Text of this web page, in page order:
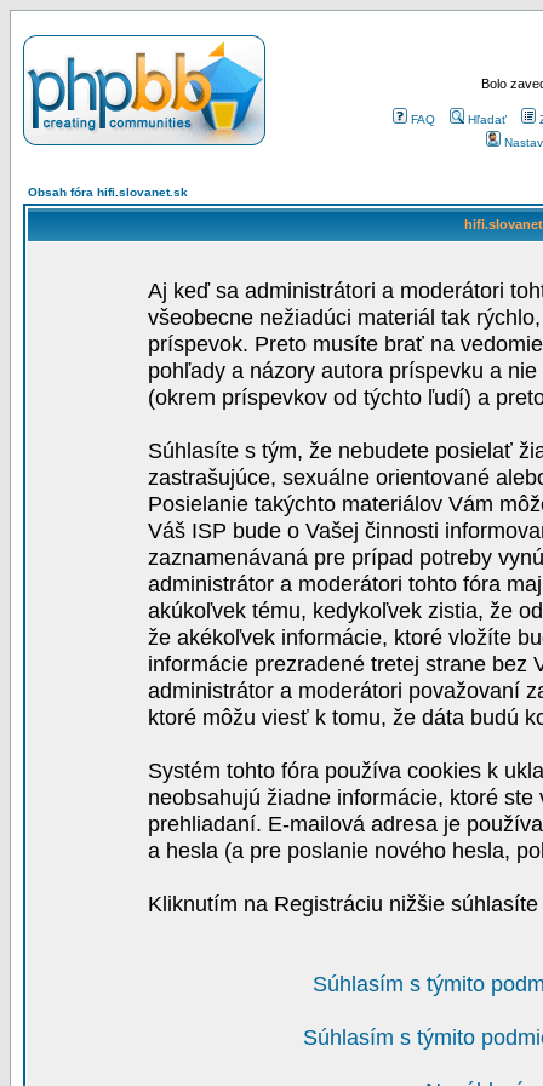
Bolo
FAQ Hľadať
Obsah fóra hifi.slovanet.sk
Aj keď sa administrátori a moderátori
všeobecne nežiadúci materiál tak
príspevok. Preto musíte brať na
pohľady a názory autora príspevku a
(okrem príspevkov od týchto ľudí) a
Súhlasíte s tým, že nebudete posielať
zastrašujúce, sexuálne orientované
Posielanie takýchto materiálov Vám
Váš ISP bude o Vašej činnosti
zaznamenávaná pre prípad potreby
administrátor a moderátori tohto fóra
akúkoľvek tému, kedykoľvek zistia, že
že akékoľvek informácie, ktoré vložíte
informácie prezradené tretej strane bez
administrátor a moderátori považovaní
ktoré môžu viesť k tomu, že dáta budú
Systém tohto fóra používa cookies k
neobsahujú žiadne informácie, ktoré
prehliadaní. E-mailová adresa je
a hesla (a pre poslanie nového hesla,
Kliknutím na Registráciu nižšie
Súhlasím s týmito
Súhlasím s týmito